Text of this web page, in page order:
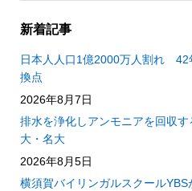
新着記事
日本人人口1億2000万人割れ 42
換点
2026年8月7日
排水を浄化しアンモニアを回収
大・名大
2026年8月5日
横須賀バイリンガルスクール